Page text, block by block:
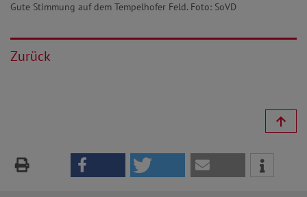
Gute Stimmung auf dem Tempelhofer Feld. Foto: SoVD
Zurück